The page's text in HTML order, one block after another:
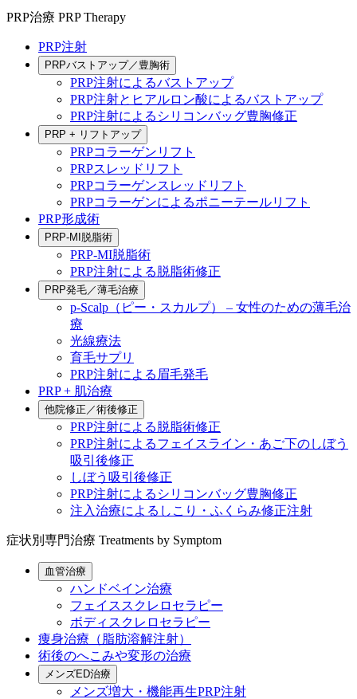
PRP治療 PRP Therapy
PRP注射
PRPバストアップ／豊胸術
PRP注射によるバストアップ
PRP注射とヒアルロン酸によるバストアップ
PRP注射によるシリコンバッグ豊胸修正
PRP + リフトアップ
PRPコラーゲンリフト
PRPスレッドリフト
PRPコラーゲンスレッドリフト
PRPコラーゲンによるポニーテールリフト
PRP形成術
PRP-MI脱脂術
PRP-MI脱脂術
PRP注射による脱脂術修正
PRP発毛／薄毛治療
p-Scalp（ピー・スカルプ） – 女性のための薄毛治
療
光線療法
育毛サプリ
PRP注射による眉毛発毛
PRP + 肌治療
他院修正／術後修正
PRP注射による脱脂術修正
PRP注射によるフェイスライン・あご下のしぼう
吸引後修正
しぼう吸引後修正
PRP注射によるシリコンバッグ豊胸修正
注入治療によるしこり・ふくらみ修正注射
症状別専門治療 Treatments by Symptom
血管治療
ハンドベイン治療
フェイススクレロセラピー
ボディスクレロセラピー
痩身治療（脂肪溶解注射）
術後のへこみや変形の治療
メンズED治療
メンズ増大・機能再生PRP注射